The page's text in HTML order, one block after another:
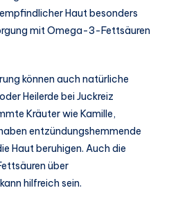
Haut besonders
mit Omega-3-Fettsäuren
können auch natürliche
Heilerde bei Juckreiz
Kräuter wie Kamille,
entzündungshemmende
Haut beruhigen. Auch die
über
hilfreich sein.